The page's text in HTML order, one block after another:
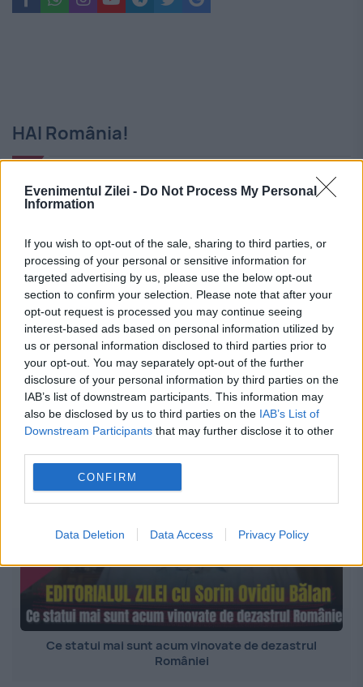
Evenimentul Zilei - Do Not Process My Personal
Information
If you wish to opt-out of the sale, sharing to third parties, or
processing of your personal or sensitive information for
targeted advertising by us, please use the below opt-out
section to confirm your selection. Please note that after your
opt-out request is processed you may continue seeing
interest-based ads based on personal information utilized by
us or personal information disclosed to third parties prior to
your opt-out. You may separately opt-out of the further
disclosure of your personal information by third parties on the
IAB’s list of downstream participants. This information may
also be disclosed by us to third parties on the IAB’s List of
Downstream Participants that may further disclose it to other
CONFIRM
Data Deletion Data Access Privacy Policy
HAI România!
„Mă PIȘ pe mine!” – Secretul murdar de la congrese! 😳
Ce statui mai sunt acum vinovate de dezastrul
României